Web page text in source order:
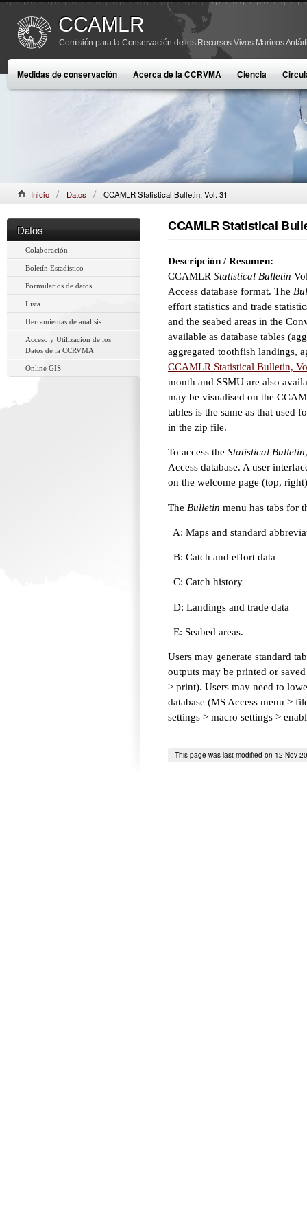
CCAMLR
Comisión para la Conservación de los Recursos Vivos Marinos
Medidas de conservación Acerca de la CCRVMA Ciencia
Inicio Datos CCAMLR Statistical Bulletin, Vol. 31
Datos
Colaboración
Boletín Estadístico
Formularios de datos
Lista
Herramientas de análisis
Acceso y Utilización de los
Datos de la CCRVMA
Online GIS
CCAMLR Statistical
Descripción / Resumen:
CCAMLR Statistical Bulletin
Access database format. The
effort statistics and trade
and the seabed areas in the
available as database tables
aggregated toothfish landings,
CCAMLR Statistical Bulletin,
month and SSMU are also
may be visualised on the
tables is the same as that used
in the zip file.
To access the Statistical Bulletin
Access database. A user
on the welcome page (top,
The Bulletin menu has tabs for
A: Maps and standard
B: Catch and effort data
C: Catch history
D: Landings and trade data
E: Seabed areas.
Users may generate standard
outputs may be printed or
> print). Users may need to
database (MS Access menu >
settings > macro settings >
This page was last modified on 12 Nov